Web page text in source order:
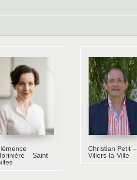
– Saint-
Christian Petit –
Villers-la-Ville